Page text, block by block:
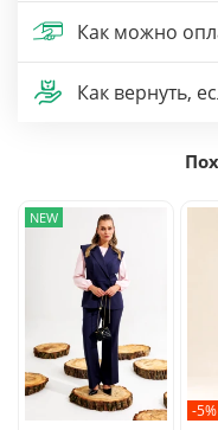
Как можно
Как вернуть,
NEW
-5%